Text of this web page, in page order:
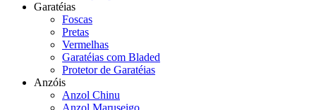
Garatéias
Foscas
Pretas
Vermelhas
Garatéias com Bladed
Protetor de Garatéias
Anzóis
Anzol Chinu
Anzol Maruseigo